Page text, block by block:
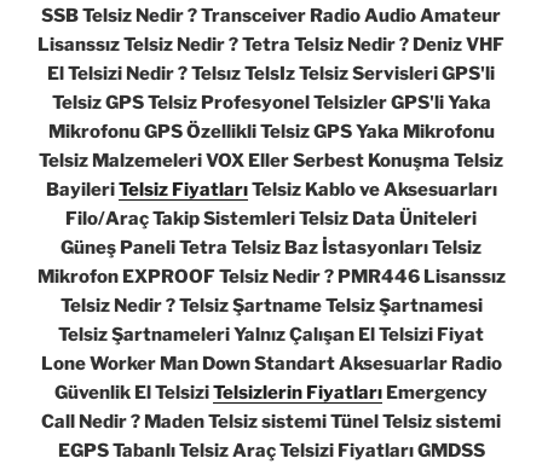
SSB Telsiz Nedir ? Transceiver Radio Audio Amateur
Lisanssız Telsiz Nedir ? Tetra Telsiz Nedir ? Deniz VHF
El Telsizi Nedir ? Telsız TelsIz Telsiz Servisleri GPS'li
Telsiz GPS Telsiz Profesyonel Telsizler GPS'li Yaka
Mikrofonu GPS Özellikli Telsiz GPS Yaka Mikrofonu
Telsiz Malzemeleri VOX Eller Serbest Konuşma Telsiz
BayileriTelsiz FiyatlarıTelsiz Kablo ve Aksesuarları
Filo/Araç Takip Sistemleri Telsiz Data Üniteleri
Güneş Paneli Tetra Telsiz Baz İstasyonları Telsiz
Mikrofon EXPROOF Telsiz Nedir ? PMR446 Lisanssız
Telsiz Nedir ? Telsiz Şartname Telsiz Şartnamesi
Telsiz Şartnameleri Yalnız Çalışan El Telsizi Fiyat
Lone Worker Man Down Standart Aksesuarlar Radio
Güvenlik El TelsiziTelsizlerin Fiyatları Emergency
Call Nedir ? Maden Telsiz sistemi Tünel Telsiz sistemi
EGPS Tabanlı Telsiz Araç Telsizi Fiyatları GMDSS